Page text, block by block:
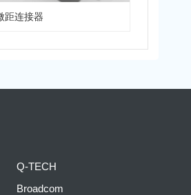
距连接器
Q-TECH
Broadcom